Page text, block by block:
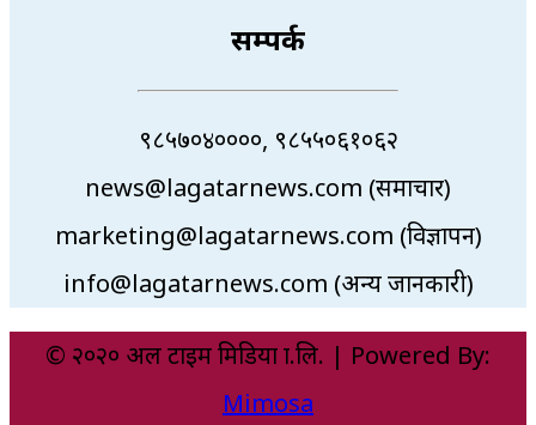
सम्पर्क
९८५७०४००००, ९८५५०६१०६२
news@lagatarnews.com (समाचार)
marketing@lagatarnews.com (विज्ञापन)
info@lagatarnews.com (अन्य जानकारी)
© २०२० अल टाइम मिडिया प्रा.लि. | Powered By:
Mimosa